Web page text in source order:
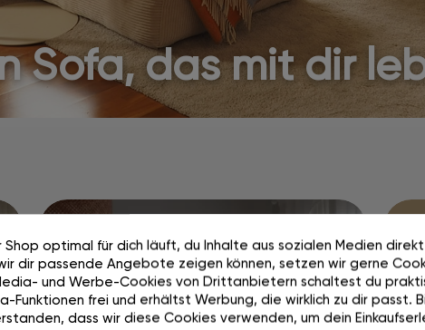
Sofa, das mit dir
Wächst mit dir mit.
Shop optimal für dich läuft, du Inhalte aus sozialen Medien
dir passende Angebote zeigen können, setzen wir gerne
und Werbe-Cookies von Drittanbietern schaltest du
Funktionen frei und erhältst Werbung, die wirklich zu dir passt.
dass wir diese Cookies verwenden, um dein